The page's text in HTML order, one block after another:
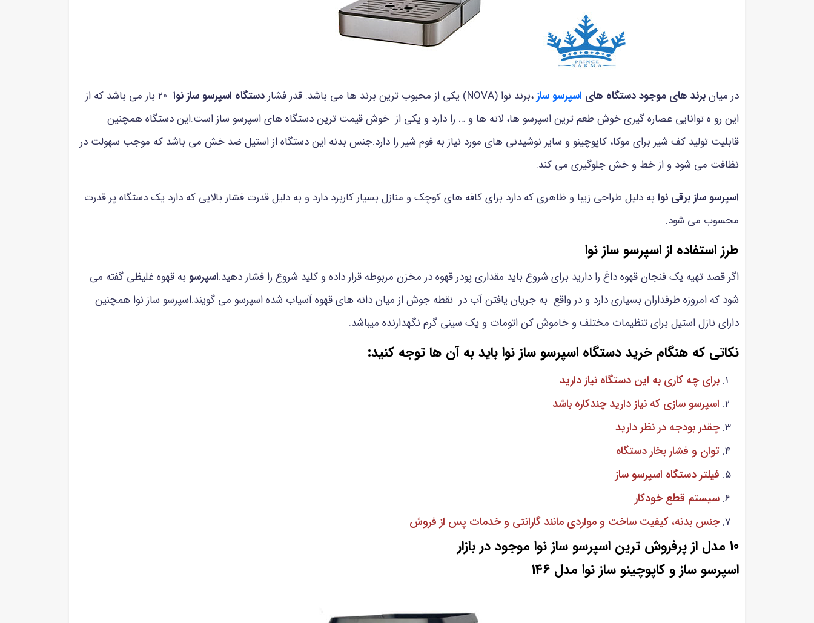
در میانبرند های موجود دستگاه های اسپرسو ساز،برند نوا (NOVA) یکی از محبوب ترین برند ها می باشد. قدر فشار دستگاه اسپرسو ساز نوا
20 بار می باشد که از
این رو ه توانایی عصاره گیری خوش طعم ترین اسپرسو ها، لاته ها و … را دارد و یکی از خوش قیمت ترین دستگاه های اسپرسو ساز است.این دستگاه همچنین
قابلیت تولید کف شیر برای موکا، کاپوچینو و سایر نوشیدنی های مورد نیاز به فوم شیر را دارد.جنس بدنه این دستگاه از استیل ضد خش می باشد که موجب سهولت در
نظافت می شود و از خط و خش جلوگیری می کند.
اسپرسو ساز برقی نوا به دلیل طراحی زیبا و ظاهری که دارد برای کافه های کوچک و منازل بسیار کاربرد دارد و به دلیل قدرت فشار بالایی که دارد یک دستگاه پر قدرت
محسوب می شود.
طرز استفاده از اسپرسو ساز نوا
اگر قصد تهیه یک فنجان قهوه داغ را دارید برای شروع باید مقداری پودر قهوه در مخزن مربوطه قرار داده و کلید شروع را فشار دهید.اسپرسو به قهوه غلیظی گفته می
شود که امروزه طرفداران بسیاری دارد و در واقع به جریان یافتن آب در نقطه جوش از میان دانه های قهوه آسیاب شده اسپرسو می گویند.اسپرسو ساز نوا همچنین
دارای نازل استیل برای تنظیمات مختلف و خاموش کن اتومات و یک سینی گرم نگهدارنده میباشد.
نکاتی که هنگام خرید دستگاه اسپرسو ساز نوا باید به آن ها توجه کنید:
برای چه کاری به این دستگاه نیاز دارید
اسپرسو سازی که نیاز دارید چندکاره باشد
چقدر بودجه در نظر دارید
توان و فشار بخار دستگاه
فیلتر دستگاه اسپرسو ساز
سیستم قطع خودکار
جنس بدنه، کیفیت ساخت و مواردی مانند گارانتی و خدمات پس از فروش
10 مدل از پرفروش ترین اسپرسو ساز نوا موجود در بازار
اسپرسو ساز و کاپوچینو ساز نوا مدل 146